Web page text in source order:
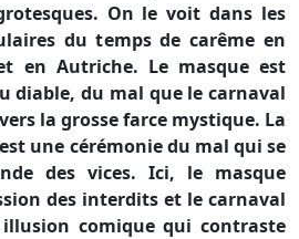
On le voit dans les
du temps de carême en
en Autriche. Le masque est
diable, du mal que le carnaval
la grosse farce mystique. La
une cérémonie du mal qui se
des vices. Ici, le masque
des interdits et le carnaval
comique qui contraste